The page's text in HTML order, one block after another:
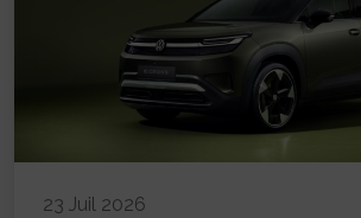
23 Juil 2026